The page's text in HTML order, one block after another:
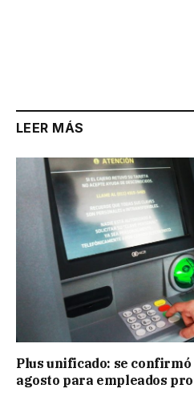
LEER MÁS
Plus unificado: se
agosto para empleados